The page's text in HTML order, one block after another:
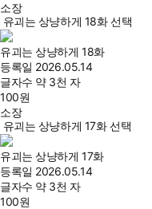
소장
유괴는 상냥하게 18화 선택
유괴는 상냥하게 18화
등록일 2026.05.14
글자수 약 3천 자
100원
소장
유괴는 상냥하게 17화 선택
유괴는 상냥하게 17화
등록일 2026.05.14
글자수 약 3천 자
100원